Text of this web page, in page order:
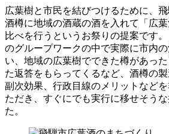
広葉樹と市民を結びつけるために、
酒樽に地域の酒蔵の酒を入れて「広
比べを行うというお祭りの提案です
のグループワークの中で実際に市内
い、地域の広葉樹でできた樽があっ
た返答をもらってくるなど、酒樽の製
副次効果、行政目線のメリットなど
ただき、すぐにでも実行に移せそう
た。